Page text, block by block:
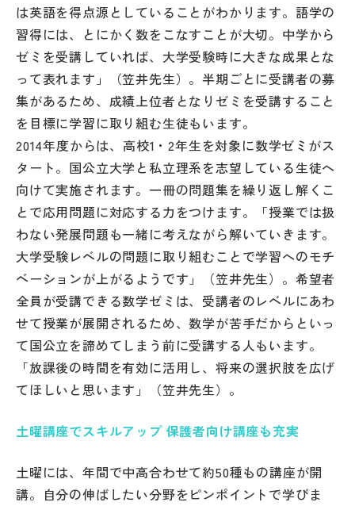
運営会社
は英語を得点源としていることがわかります。語学の
習得には、とにかく数をこなすことが大切。中学から
ゼミを受講していれば、大学受験時に大きな成果とな
って表れます」（笠井先生）。半期ごとに受講者の募
集があるため、成績上位者となりゼミを受講すること
を目標に学習に取り組む生徒もいます。
2014年度からは、高校1・2年生を対象に数学ゼミがス
タート。国公立大学と私立理系を志望している生徒へ
向けて実施されます。一冊の問題集を繰り返し解くこ
とで応用問題に対応する力をつけます。「授業では扱
わない発展問題も一緒に考えながら解いていきます。
大学受験レベルの問題に取り組むことで学習へのモチ
ベーションが上がるようです」（笠井先生）。希望者
全員が受講できる数学ゼミは、受講者のレベルにあわ
せて授業が展開されるため、数学が苦手だからといっ
て国公立を諦めてしまう前に受講する人もいます。
「放課後の時間を有効に活用し、将来の選択肢を広げ
てほしいと思います」（笠井先生）。
土曜講座でスキルアップ 保護者向け講座も充実
土曜には、年間で中高合わせて約50種もの講座が開
講。自分の伸ばしたい分野をピンポイントで学びま